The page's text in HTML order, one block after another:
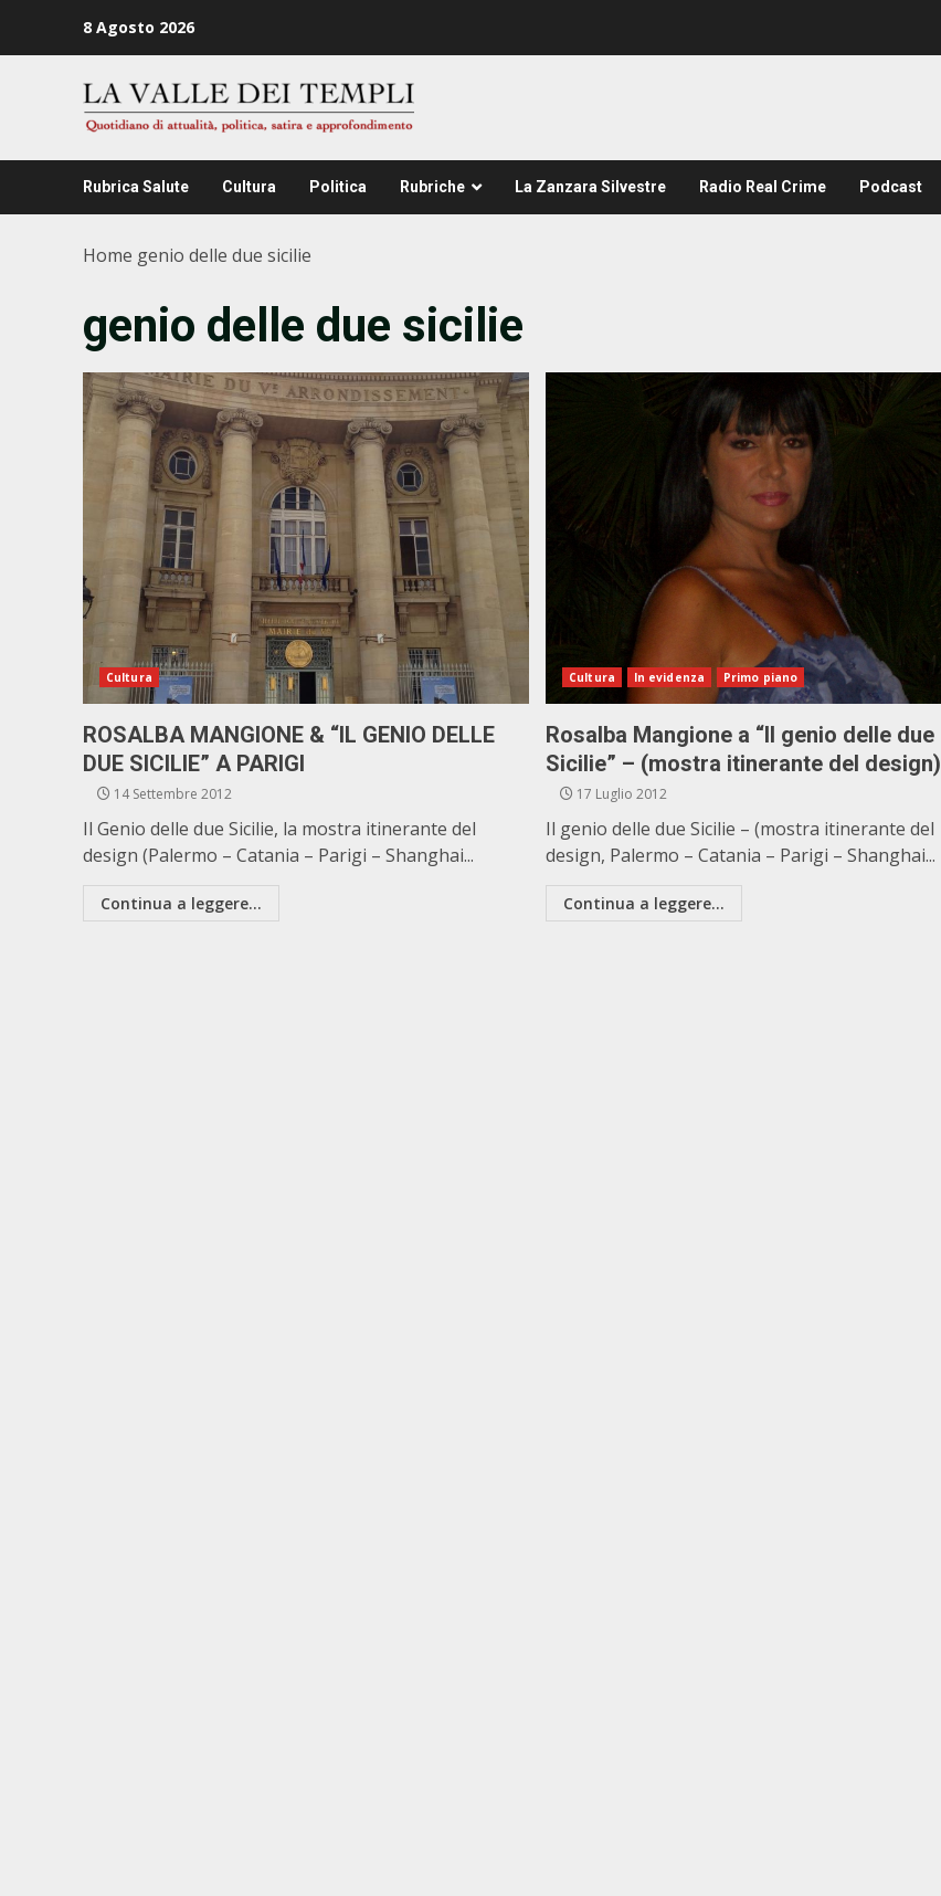
8 Agosto 2026
Rubrica Salute Cultura Politica Rubriche La Zanzara Silvestre Radio Real Crime Podcast
Home genio delle due sicilie
genio delle due sicilie
Cultura
ROSALBA MANGIONE & “IL GENIO DELLE
DUE SICILIE” A PARIGI
14 Settembre 2012
Il Genio delle due Sicilie, la mostra itinerante del
design (Palermo – Catania – Parigi – Shanghai...
Continua a leggere...
Cultura In evidenza Primo piano
Rosalba Mangione a “Il genio delle due
Sicilie” – (mostra itinerante del design)
17 Luglio 2012
Il genio delle due Sicilie – (mostra itinerante del
design, Palermo – Catania – Parigi – Shanghai...
Continua a leggere...